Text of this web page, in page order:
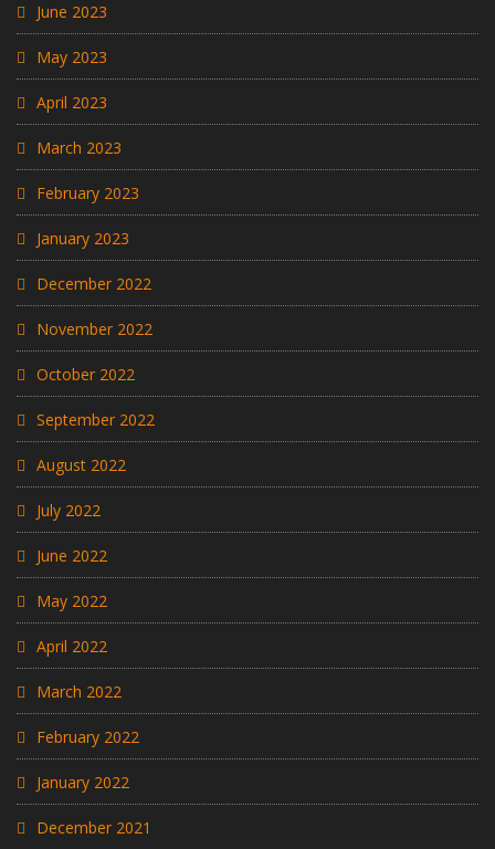
June 2023
May 2023
April 2023
March 2023
February 2023
January 2023
December 2022
November 2022
October 2022
September 2022
August 2022
July 2022
June 2022
May 2022
April 2022
March 2022
February 2022
January 2022
December 2021